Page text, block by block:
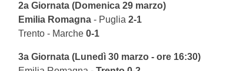
2a Giornata (Domenica 29 marzo)
Emilia Romagna - Puglia2-1
Trento - Marche0-1
3a Giornata (Lunedì 30 marzo - ore 16:30)